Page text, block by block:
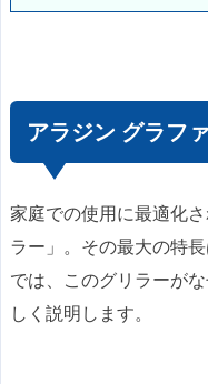
アラジン グラフ
家庭での使用に最適化
ラー」。その最大の特
では、このグリラーが
しく説明します。